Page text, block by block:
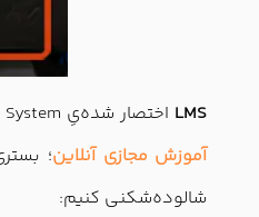
LMS اختصار شده‌یِ Learning Management System یا به لفظ فارسی:
آموزش مجازی آنلاین؛
شالوده‌شکنی کنیم: